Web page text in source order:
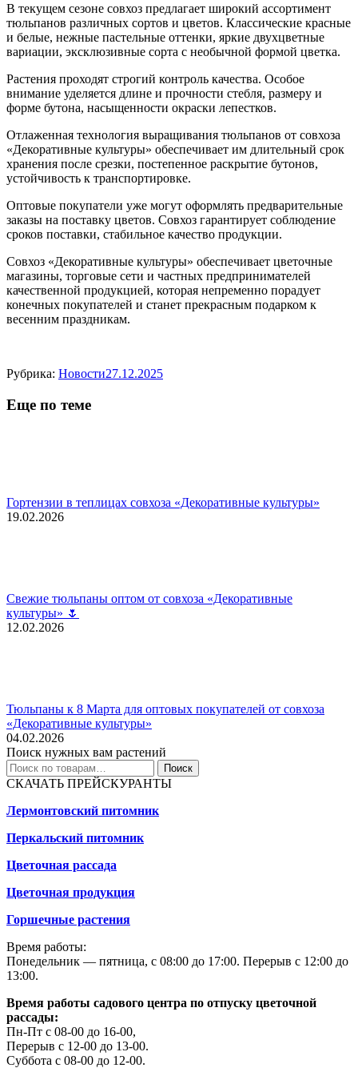
В текущем сезоне совхоз предлагает широкий ассортимент
тюльпанов различных сортов и цветов. Классические красные
и белые, нежные пастельные оттенки, яркие двухцветные
вариации, эксклюзивные сорта с необычной формой цветка.
Растения проходят строгий контроль качества. Особое
внимание уделяется длине и прочности стебля, размеру и
форме бутона, насыщенности окраски лепестков.
Отлаженная технология выращивания тюльпанов от совхоза
«Декоративные культуры» обеспечивает им длительный срок
хранения после срезки, постепенное раскрытие бутонов,
устойчивость к транспортировке.
Оптовые покупатели уже могут оформлять предварительные
заказы на поставку цветов. Совхоз гарантирует соблюдение
сроков поставки, стабильное качество продукции.
Совхоз «Декоративные культуры» обеспечивает цветочные
магазины, торговые сети и частных предпринимателей
качественной продукцией, которая непременно порадует
конечных покупателей и станет прекрасным подарком к
весенним праздникам.
Рубрика: Новости27.12.2025
Еще по теме
Гортензии в теплицах совхоза «Декоративные культуры»
19.02.2026
Свежие тюльпаны оптом от совхоза «Декоративные
культуры» 🌷
12.02.2026
Тюльпаны к 8 Марта для оптовых покупателей от совхоза
«Декоративные культуры»
04.02.2026
Поиск нужных вам растений
Искать:
Поиск
СКАЧАТЬ ПРЕЙСКУРАНТЫ
Лермонтовский питомник
Перкальский питомник
Цветочная рассада
Цветочная продукция
Горшечные растения
Время работы:
Понедельник — пятница, с 08:00 до 17:00. Перерыв с 12:00 до
13:00.
Время работы садового центра по отпуску цветочной
рассады:
Пн-Пт с 08-00 до 16-00,
Перерыв с 12-00 до 13-00.
Суббота с 08-00 до 12-00.